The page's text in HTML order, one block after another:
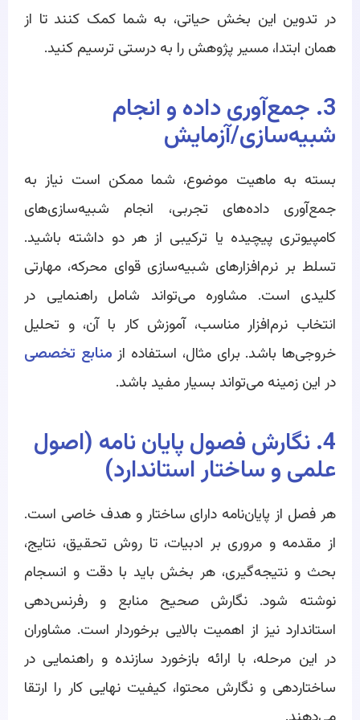
در تدوین این بخش حیاتی، به شما کمک کنند تا از
همان ابتدا، مسیر پژوهش را به درستی ترسیم کنید.
3. جمع‌آوری داده و انجام
شبیه‌سازی/آزمایش
بسته به ماهیت موضوع، شما ممکن است نیاز به
جمع‌آوری داده‌های تجربی، انجام شبیه‌سازی‌های
کامپیوتری پیچیده یا ترکیبی از هر دو داشته باشید.
تسلط بر نرم‌افزارهای شبیه‌سازی قوای محرکه، مهارتی
کلیدی است. مشاوره می‌تواند شامل راهنمایی در
انتخاب نرم‌افزار مناسب، آموزش کار با آن، و تحلیل
خروجی‌ها باشد. برای مثال، استفاده از منابع تخصصی
در این زمینه می‌تواند بسیار مفید باشد.
4. نگارش فصول پایان نامه (اصول
علمی و ساختار استاندارد)
هر فصل از پایان‌نامه دارای ساختار و هدف خاصی است.
از مقدمه و مروری بر ادبیات، تا روش تحقیق، نتایج،
بحث و نتیجه‌گیری، هر بخش باید با دقت و انسجام
نوشته شود. نگارش صحیح منابع و رفرنس‌دهی
استاندارد نیز از اهمیت بالایی برخوردار است. مشاوران
در این مرحله، با ارائه بازخورد سازنده و راهنمایی در
ساختاردهی و نگارش محتوا، کیفیت نهایی کار را ارتقا